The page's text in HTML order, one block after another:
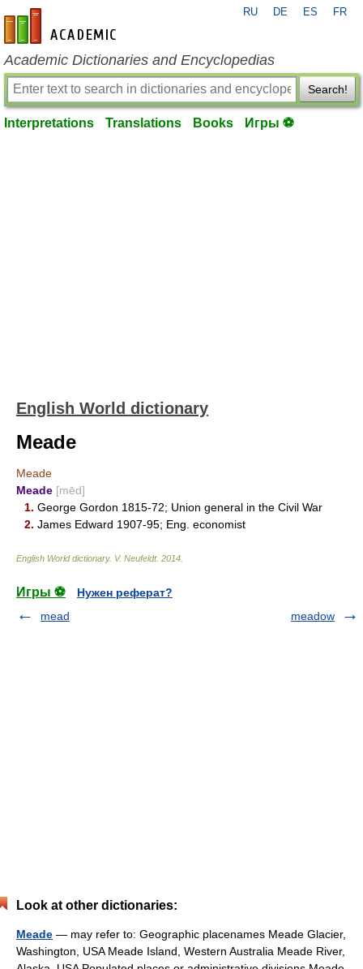
en-academic.com
RU DE ES FR
Academic Dictionaries and Encyclopedias
Search!
Interpretations Translations Books Игры ⚽
English World dictionary
Meade
Meade
Meade [mēd]
1. George Gordon 1815-72; Union general in the Civil War
2. James Edward 1907-95; Eng. economist
English World dictionary. V. Neufeldt. 2014
Игры ⚽
Нужен реферат?
mead
meadow
Look at other dictionaries:
Meade — may refer to: Geographic placenames Meade Glacier,
Washington, USA Meade Island, Western Australia Meade River,